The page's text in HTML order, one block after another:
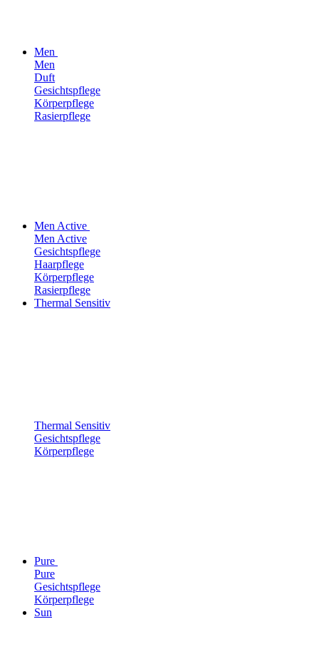
Men
Men
Duft
Gesichtspflege
Körperpflege
Rasierpflege
Men Active
Men Active
Gesichtspflege
Haarpflege
Körperpflege
Rasierpflege
Thermal Sensitiv
Thermal Sensitiv
Gesichtspflege
Körperpflege
Pure
Pure
Gesichtspflege
Körperpflege
Sun